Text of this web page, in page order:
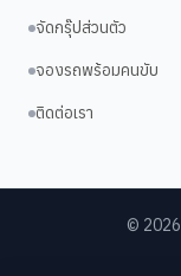
จัดกรุ๊ปส่วนตัว
จองรถพร้อมคนขับ
ติดต่อเรา
© 2026